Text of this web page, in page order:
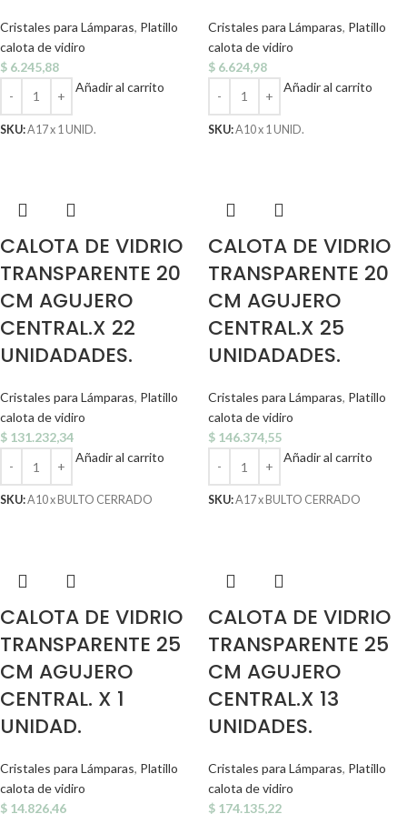
Cristales para Lámparas, Platillo
calota de vidiro
$ 6.245,88
Añadir al carrito
SKU:A17 x 1 UNID.
Cristales para Lámparas, Platillo
calota de vidiro
$ 6.624,98
Añadir al carrito
SKU:A10 x 1 UNID.
CALOTA DE VIDRIO
TRANSPARENTE 20
CM AGUJERO
CENTRAL.X 22
UNIDADADES.
Cristales para Lámparas, Platillo
calota de vidiro
$ 131.232,34
Añadir al carrito
SKU:A10 x BULTO CERRADO
CALOTA DE VIDRIO
TRANSPARENTE 20
CM AGUJERO
CENTRAL.X 25
UNIDADADES.
Cristales para Lámparas, Platillo
calota de vidiro
$ 146.374,55
Añadir al carrito
SKU:A17 x BULTO CERRADO
CALOTA DE VIDRIO
TRANSPARENTE 25
CM AGUJERO
CENTRAL. X 1
UNIDAD.
Cristales para Lámparas, Platillo
calota de vidiro
$ 14.826,46
CALOTA DE VIDRIO
TRANSPARENTE 25
CM AGUJERO
CENTRAL.X 13
UNIDADES.
Cristales para Lámparas, Platillo
calota de vidiro
$ 174.135,22